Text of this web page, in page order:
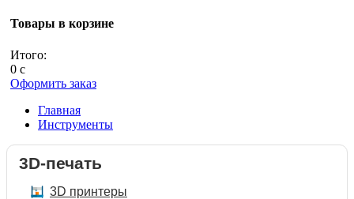
Товары в корзине
Итого:
0 c
Оформить заказ
Главная
Инструменты
3D-печать
3D принтеры